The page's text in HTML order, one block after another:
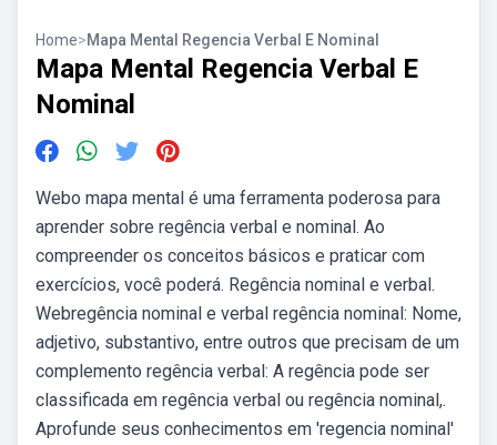
Home>Mapa Mental Regencia Verbal E Nominal
Mapa Mental Regencia Verbal E
Nominal
Webo mapa mental é uma ferramenta poderosa para
aprender sobre regência verbal e nominal. Ao
compreender os conceitos básicos e praticar com
exercícios, você poderá. Regência nominal e verbal.
Webregência nominal e verbal regência nominal: Nome,
adjetivo, substantivo, entre outros que precisam de um
complemento regência verbal: A regência pode ser
classificada em regência verbal ou regência nominal,.
Aprofunde seus conhecimentos em 'regencia nominal'